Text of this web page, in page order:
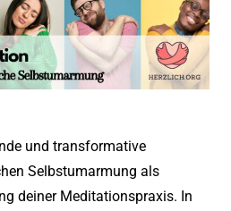
und transformative
Selbstumarmung als
deiner Meditationspraxis. In